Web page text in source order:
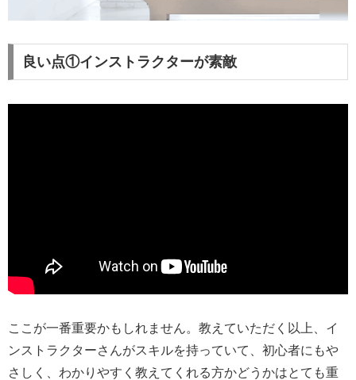
良い点①インストラクターが素敵
ここが一番重要かもしれません。教えていただく以上、イ
ンストラクターさんがスキルを持っていて、初心者にもや
さしく、わかりやすく教えてくれる方かどうかはとても重